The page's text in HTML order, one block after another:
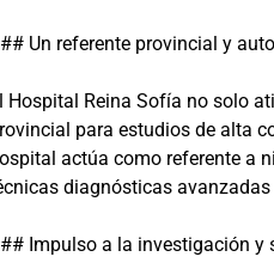
Un referente provincial y
Hospital Reina Sofía no solo
para estudios de alta
actúa como referente a
diagnósticas
Impulso a la investigación y